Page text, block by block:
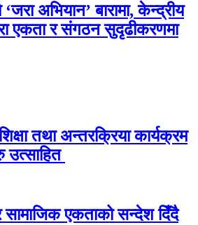
अभियान’ बारामा, केन्द्रीय
एकता र संगठन सुदृढीकरणमा
तथा अन्तरक्रिया कार्यक्रम
उत्साहित
सामाजिक एकताको सन्देश दिँदै